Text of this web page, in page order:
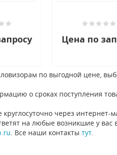
Цена по
по выгодной цене,
о сроках поступления
через интернет-
на любые возникшие у вас
. Все наши контакты тут.